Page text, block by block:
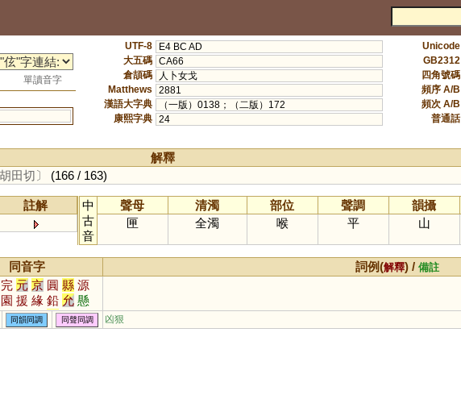
單讀音字
UTF-8
E4 BC AD
大五碼 CA66
倉頡碼
人卜女戈
Matthews
2881
漢語大字典
（一版）0138；（二版）172
康熙字典 24
Unicode
GB2312
四角號碼
頻序 A/B
頻次 A/B
普通話
解釋
胡田切〕 (166 / 163)
註解
中
古
音
聲母 清濁 部位 聲調 韻攝
匣
全濁 喉 平 山
同音字 詞例(解釋) /備註
完 元 京 圓 縣 源
園 援 緣 鉛 允 懸
圜 猿 眩 沅 媛 芫
爰 隕 椽 黿 鳶 洹
同韻同調 同聲同調 凶狠